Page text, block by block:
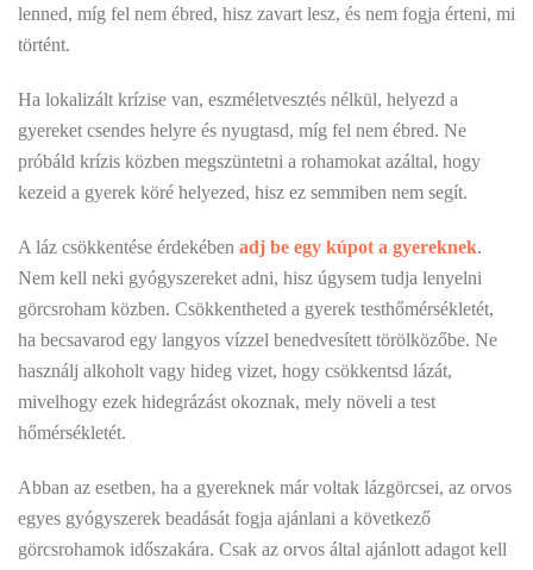
lenned, míg fel nem ébred, hisz zavart lesz, és nem fogja érteni, mi
történt.
Ha lokalizált krízise van, eszméletvesztés nélkül, helyezd a
gyereket csendes helyre és nyugtasd, míg fel nem ébred. Ne
próbáld krízis közben megszüntetni a rohamokat azáltal, hogy
kezeid a gyerek köré helyezed, hisz ez semmiben nem segít.
A láz csökkentése érdekében adj be egy kúpot a gyereknek.
Nem kell neki gyógyszereket adni, hisz úgysem tudja lenyelni
görcsroham közben. Csökkentheted a gyerek testhőmérsékletét,
ha becsavarod egy langyos vízzel benedvesített törölközőbe. Ne
használj alkoholt vagy hideg vizet, hogy csökkentsd lázát,
mivelhogy ezek hidegrázást okoznak, mely növeli a test
hőmérsékletét.
Abban az esetben, ha a gyereknek már voltak lázgörcsei, az orvos
egyes gyógyszerek beadását fogja ajánlani a következő
görcsrohamok időszakára. Csak az orvos által ajánlott adagot kell